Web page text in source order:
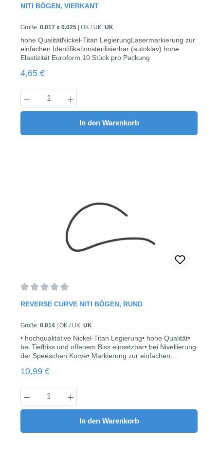
NITI BÖGEN, VIERKANT
Größe: 0.017 x 0.025 OK / UK: UK
hohe QualitätNickel-Titan LegierungLasermarkierung zur
einfachen Identifikationsterilisierbar (autoklav) hohe
Elastizität Euroform 10 Stück pro Packung
Regulärer Preis:
4,65 €
Produkt Anzahl: Gib den gewünschten
In den Warenkorb
Durchschnittliche Bewertung von 0 von 5 Sternen
REVERSE CURVE NITI BÖGEN, RUND
Größe: 0.014 | OK / UK: UK
• hochqualitative Nickel-Titan Legierung• hohe Qualität•
bei Tiefbiss und offenem Biss einsetzbar• bei Nivellierung
der Speéschen Kurve• Markierung zur einfachen
Euroform• 10 Stück pro Packung
Regulärer Preis:
10,99 €
Produkt Anzahl: Gib den gewünschten
In den Warenkorb